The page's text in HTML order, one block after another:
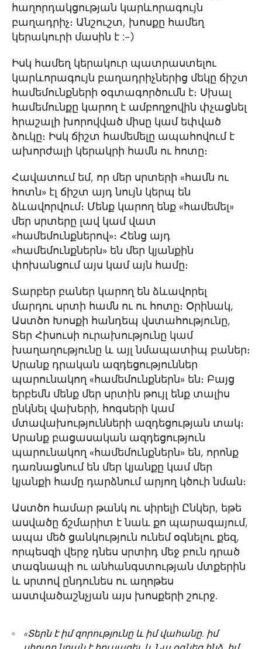
հաղորդակցության կարևորագույն
բաղադրիչ։ Անշուշտ, խոսքը համեղ
կերակուրի մասին է :-)
Իսկ համեղ կերակուր պատրաստելու
կարևորագույն բաղադրիչներից մեկը ճիշտ
համեմունքների օգտագործումն է։ Սխալ
համեմունքը կարող է ամբողջովին փչացնել
հրաշալի խորովված միսը կամ եփված
ձուկը։ Իսկ ճիշտ համեմելը ապահովում է
ախորժալի կերակրի համն ու հոտը։
Հավատում եմ, որ մեր սրտերի «համն ու
հոտն» էլ ճիշտ այդ նույն կերպ են
ձևավորվում։ Մենք կարող ենք «համեմել»
մեր սրտերը լավ կամ վատ
«համեմունքներով»։ Հենց այդ
«համեմունքներն» են մեր կյանքին
փոխանցում այս կամ այն համը։
Տարբեր բաներ կարող են ձևավորել
մարդու սրտի համն ու ու հոտը։ Օրինակ,
Աստծո Խոսքի հանդեպ վստահությունը,
Տեր Հիսուսի ուրախությունը կամ
խաղաղությունը և այլ նմապատիպ բաներ։
Սրանք դրական ազդեցություններ
պարունակող «համեմունքներն» են։ Բայց
երբեմն մենք մեր սրտին թույլ ենք տալիս
ընկնել վախերի, հոգսերի կամ
մտավախությունների ազդեցության տակ։
Սրանք բացասական ազդեցություն
պարունակող «համեմունքներն» են, որոնք
դառնացնում են մեր կյանքը կամ մեր
կյանքի համը դարձնում արյող կծուի նման։
Աստծո համար թանկ ու սիրելի Ընկեր, եթե
ասվածը ճշմարիտ է նաև քո պարագայում,
ապա մեծ ցանկություն ունեմ օգնելու քեզ,
որպեսզի վերջ դնես սրտիդ մեջ բուն դրած
տագնապի ու անհանգստության մտքերին
և սրտով ընդունես ու աղոթես
աստվածաշնչյան այս խոսքերի շուրջ.
«Տերն է իմ զորությունը և իմ վահանը. իմ